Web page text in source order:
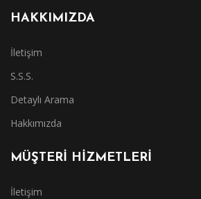
HAKKIMIZDA
İletişim
S.S.S.
Detaylı Arama
Hakkımızda
MÜŞTERİ HİZMETLERİ
İletişim